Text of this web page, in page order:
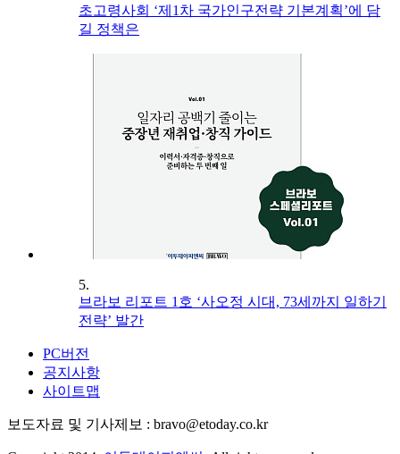
초고령사회 ‘제1차 국가인구전략 기본계획’에 담
길 정책은
5.
브라보 리포트 1호 ‘사오정 시대, 73세까지 일하기
전략’ 발간
PC버전
공지사항
사이트맵
보도자료 및 기사제보 : bravo@etoday.co.kr